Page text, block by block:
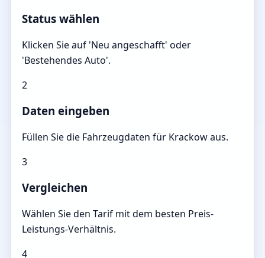
Status wählen
Klicken Sie auf 'Neu angeschafft' oder
'Bestehendes Auto'.
2
Daten eingeben
Füllen Sie die Fahrzeugdaten für Krackow aus.
3
Vergleichen
Wählen Sie den Tarif mit dem besten Preis-
Leistungs-Verhältnis.
4